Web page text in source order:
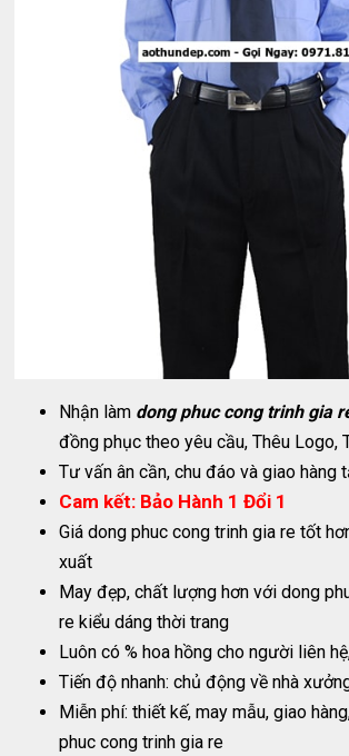
Nhận làm dong phuc cong trinh gia
đồng phục theo yêu cầu, Thêu Logo,
Tư vấn ân cần, chu đáo và giao hàng
Cam kết: Bảo Hành 1 Đổi 1
Giá dong phuc cong trinh gia re tốt
xuất
May đẹp, chất lượng hơn với dong
re kiểu dáng thời trang
Luôn có % hoa hồng cho người liên
Tiến độ nhanh: chủ động về nhà
Miễn phí: thiết kế, may mẫu, giao
phuc cong trinh gia re